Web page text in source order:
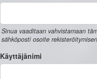
Sinua vaaditaan vahvistamaan
sähköposti osoite
Käyttäjänimi